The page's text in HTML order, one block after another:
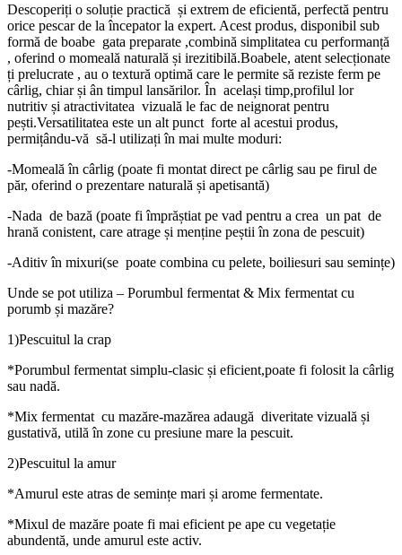
Descoperiți o soluție practică și extrem de eficientă, perfectă pentru
orice pescar de la începator la expert. Acest produs, disponibil sub
formă de boabe gata preparate ,combină simplitatea cu performanță
, oferind o momeală naturală și irezitibilă.Boabele, atent selecționate
ți prelucrate , au o textură optimă care le permite să reziste ferm pe
cârlig, chiar și ân timpul lansărilor. În același timp,profilul lor
nutritiv și atractivitatea vizuală le fac de neignorat pentru
pești.Versatilitatea este un alt punct forte al acestui produs,
permițându-vă să-l utilizați în mai multe moduri:
-Momeală în cârlig (poate fi montat direct pe cârlig sau pe firul de
păr, oferind o prezentare naturală și apetisantă)
-Nada de bază (poate fi împrăștiat pe vad pentru a crea un pat de
hrană conistent, care atrage și menține peștii în zona de pescuit)
-Aditiv în mixuri(se poate combina cu pelete, boiliesuri sau semințe)
Unde se pot utiliza – Porumbul fermentat & Mix fermentat cu
porumb și mazăre?
1)Pescuitul la crap
*Porumbul fermentat simplu-clasic și eficient,poate fi folosit la cârlig
sau nadă.
*Mix fermentat cu mazăre-mazărea adaugă diveritate vizuală și
gustativă, utilă în zone cu presiune mare la pescuit.
2)Pescuitul la amur
*Amurul este atras de semințe mari și arome fermentate.
*Mixul de mazăre poate fi mai eficient pe ape cu vegetație
abundentă, unde amurul este activ.